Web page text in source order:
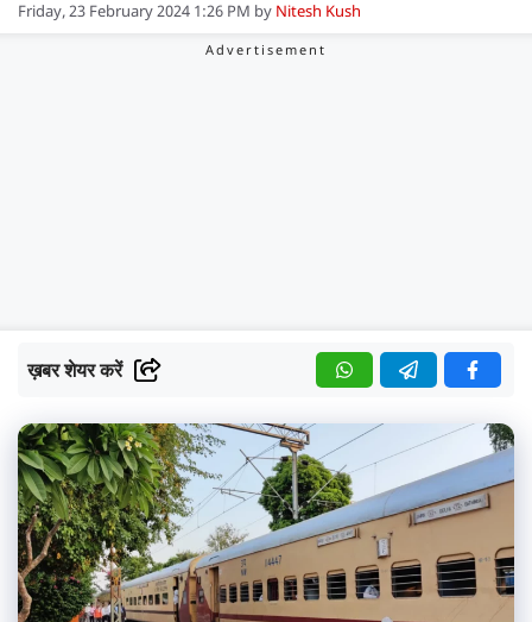
Friday, 23 February 2024 1:26 PM by Nitesh Kush
ख़बर शेयर करें